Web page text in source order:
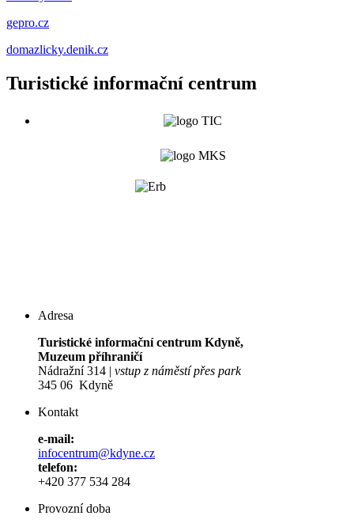
gepro.cz
domazlicky.denik.cz
Turistické informační centrum
Adresa
Turistické informační centrum Kdyně,
Muzeum příhraničí
Nádražní 314 | vstup z náměstí přes park
345 06 Kdyně
Kontakt
e-mail:
infocentrum@kdyne.cz
telefon:
+420 377 534 284
Provozní doba